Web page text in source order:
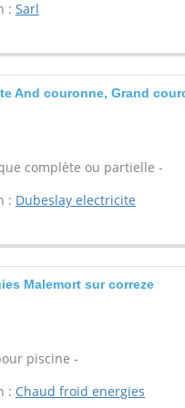
: Sarl
And couronne, Grand
complète ou partielle -
: Dubeslay electricite
Malemort sur correze
piscine -
: Chaud froid energies